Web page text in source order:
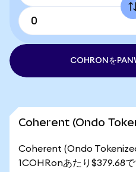
COHRONを
Coherent (Ondo
Coherent (Ondo
1COHRonあたり$379.68